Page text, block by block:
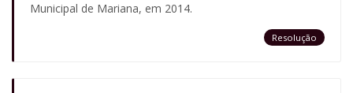
Municipal de Mariana, em 2014.
Resolução